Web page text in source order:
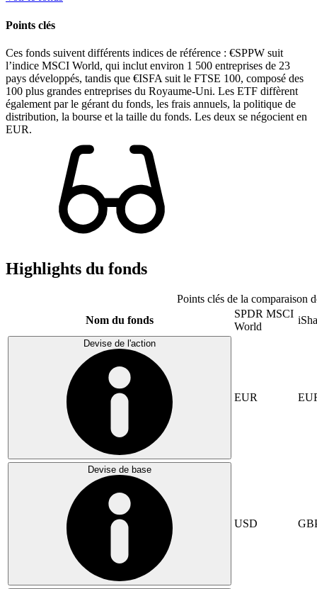
Points clés
Ces fonds suivent différents indices de référence : €SPPW suit
l’indice MSCI World, qui inclut environ 1 500 entreprises de 23
pays développés, tandis que €ISFA suit le FTSE 100, composé des
100 plus grandes entreprises du Royaume-Uni. Les ETF diffèrent
également par le gérant du fonds, les frais annuels, la politique de
distribution, la bourse et la taille du fonds. Les deux se négocient en
EUR.
Highlights du fonds
Points clés de la comparaison
Nom du fonds
SPDR MSCI
World
Devise de l'action
EUR
Devise de base
USD